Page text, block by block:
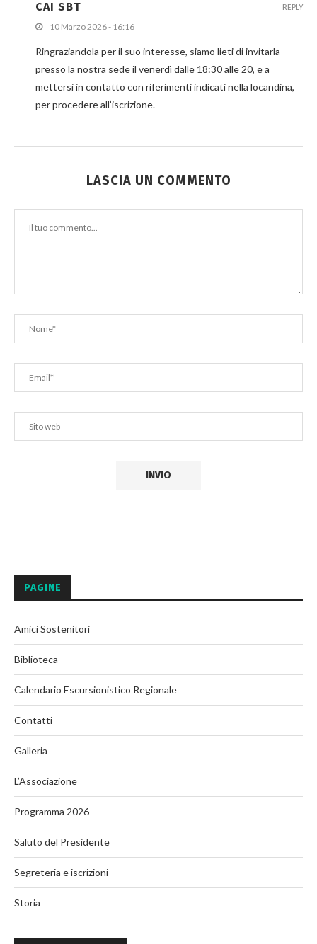
CAI SBT
10 Marzo 2026 - 16:16
Ringraziandola per il suo interesse, siamo lieti di invitarla
presso la nostra sede il venerdì dalle 18:30 alle 20, e a
mettersi in contatto con riferimenti indicati nella locandina,
per procedere all’iscrizione.
REPLY
LASCIA UN COMMENTO
PAGINE
Amici Sostenitori
Biblioteca
Calendario Escursionistico Regionale
Contatti
Galleria
L’Associazione
Programma 2026
Saluto del Presidente
Segreteria e iscrizioni
Storia